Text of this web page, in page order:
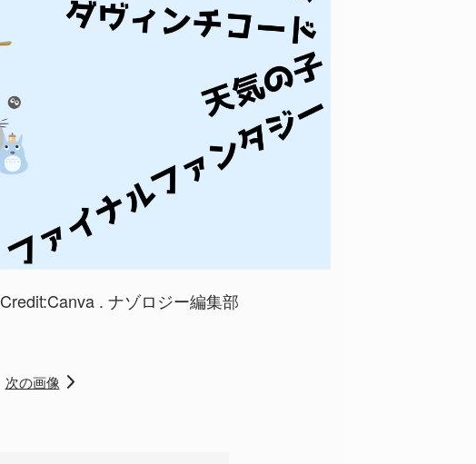
Credit:Canva . ナゾロジー編集部
次の画像